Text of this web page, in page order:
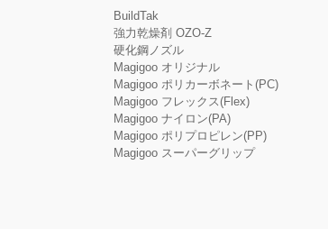
BuildTak
強力乾燥剤 OZO-Z
硬化鋼ノズル
Magigoo オリジナル
Magigoo ポリカーボネート(PC)
Magigoo フレックス(Flex)
Magigoo ナイロン(PA)
Magigoo ポリプロピレン(PP)
Magigoo スーパーグリップ